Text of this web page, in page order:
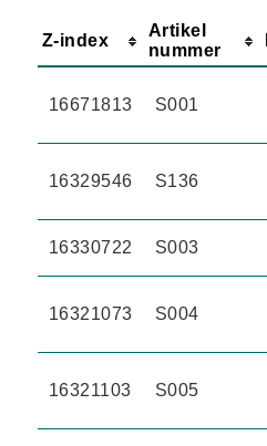
Z-index
Artikel
nummer
16671813 S001
16329546 S136
16330722 S003
16321073 S004
16321103 S005